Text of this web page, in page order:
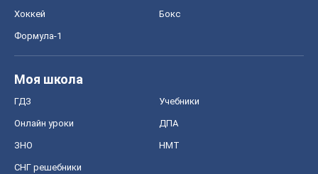
Хоккей Бокс
Формула-1
Моя школа
ГДЗ Учебники
Онлайн уроки ДПА
ЗНО НМТ
СНГ решебники